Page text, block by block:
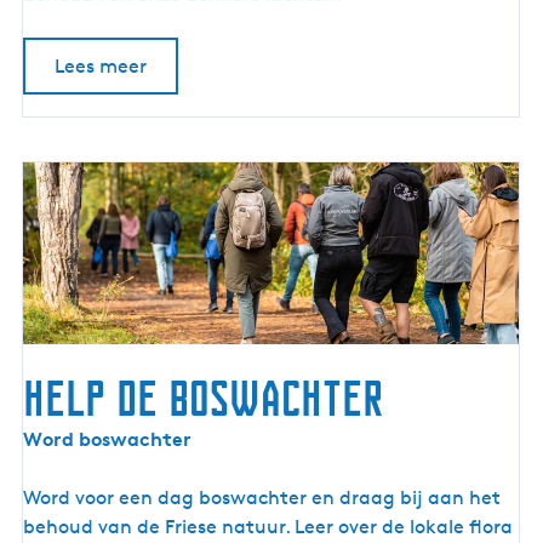
Lees meer
Help de boswachter
H
l
p
Word boswachter
Word voor een dag boswachter en draag bij aan het
behoud van de Friese natuur. Leer over de lokale flora